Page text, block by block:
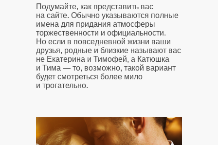
Подумайте, как представить вас
на сайте. Обычно указываются полные
имена для придания атмосферы
торжественности и официальности.
Но если в повседневной жизни ваши
друзья, родные и близкие называют вас
не Екатерина и Тимофей, а Катюшка
и Тима — то, возможно, такой вариант
будет смотреться более мило
и трогательно.